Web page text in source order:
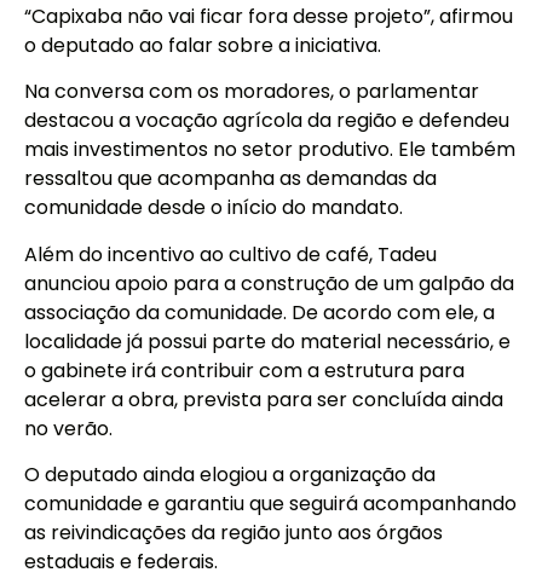
“Capixaba não vai ficar fora desse projeto”, afirmou
o deputado ao falar sobre a iniciativa.
Na conversa com os moradores, o parlamentar
destacou a vocação agrícola da região e defendeu
mais investimentos no setor produtivo. Ele também
ressaltou que acompanha as demandas da
comunidade desde o início do mandato.
Além do incentivo ao cultivo de café, Tadeu
anunciou apoio para a construção de um galpão da
associação da comunidade. De acordo com ele, a
localidade já possui parte do material necessário, e
o gabinete irá contribuir com a estrutura para
acelerar a obra, prevista para ser concluída ainda
no verão.
O deputado ainda elogiou a organização da
comunidade e garantiu que seguirá acompanhando
as reivindicações da região junto aos órgãos
estaduais e federais.